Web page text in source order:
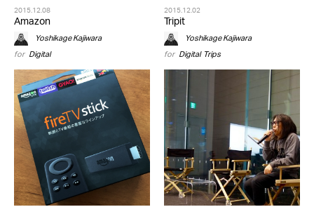
2015.12.08
Amazon
Yoshikage Kajiwara
for Digital
2015.12.02
Tripit
Yoshikage Kajiwara
for Digital,Trips